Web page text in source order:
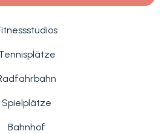
Spielplätze
Bahnhof